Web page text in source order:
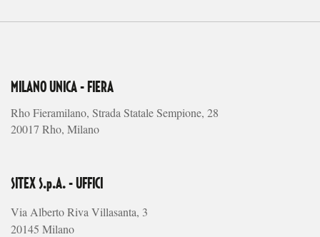
MILANO UNICA - FIERA
Rho Fieramilano, Strada Statale Sempione, 28
20017 Rho, Milano
SITEX S.p.A. - UFFICI
Via Alberto Riva Villasanta, 3
20145 Milano